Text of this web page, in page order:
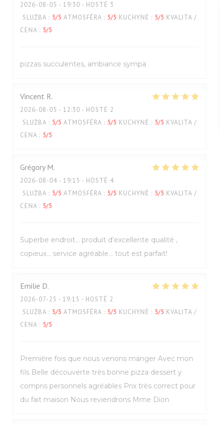
2026-08-05 - 19:30 - HOSTÉ 3
SLUŽBA : 5/5 ATMOSFÉRA : 5/5 KUCHYNĚ : 5/5 KVALITA /
CENA : 5/5
pizzas succulentes, ambiance sympa
Vincent R
2026-08-05 - 12:30 - HOSTÉ 2
SLUŽBA : 5/5 ATMOSFÉRA : 5/5 KUCHYNĚ : 5/5 KVALITA /
CENA : 5/5
Grégory M
2026-08-04 - 19:15 - HOSTÉ 4
SLUŽBA : 5/5 ATMOSFÉRA : 5/5 KUCHYNĚ : 5/5 KVALITA /
CENA : 5/5
Superbe endroit… produit d’excellente qualité ,
copieux… service agréable… tout est parfait!
Emilie D
2026-07-25 - 19:15 - HOSTÉ 2
SLUŽBA : 5/5 ATMOSFÉRA : 5/5 KUCHYNĚ : 5/5 KVALITA /
CENA : 5/5
Première fois que nous venons manger Avec mon
fils Belle découverte très bonne pizza dessert y
compris personnels agréables Prix très correct pour
du fait maison Nous reviendrons Mme Dion